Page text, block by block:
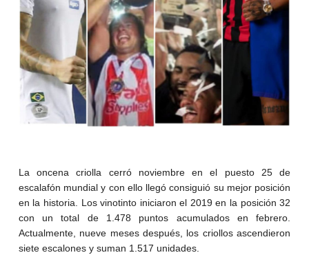
La oncena criolla cerró noviembre en el puesto 25 de
escalafón mundial y con ello llegó consiguió su mejor posición
en la historia. Los vinotinto iniciaron el 2019 en la posición 32
con un total de 1.478 puntos acumulados en febrero.
Actualmente, nueve meses después, los criollos ascendieron
siete escalones y suman 1.517 unidades.